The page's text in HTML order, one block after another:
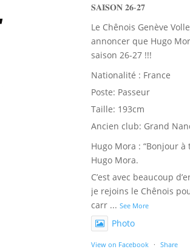
𝐒𝐀𝐈𝐒𝐎𝐍 𝟐𝟔-𝟐𝟕
Le Chênois Genève
annoncer que Hugo
saison 26-27 !!!
Nationalité : France
Poste: Passeur
Taille: 193cm
Ancien club: Grand
Hugo Mora : “Bonjour à
Hugo Mora.
C’est avec beaucoup
je rejoins le Chênois
carr ... See More
Photo
View on Facebook · Share